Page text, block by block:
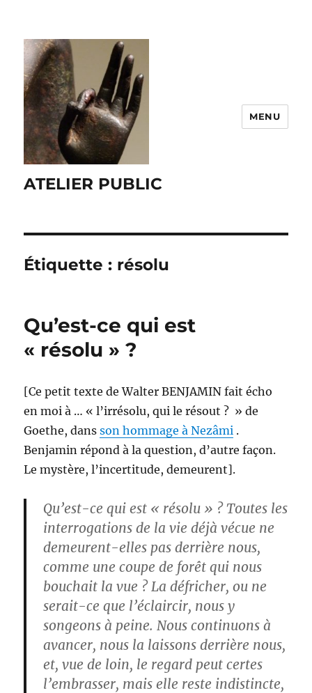
ATELIER PUBLIC
MENU
Étiquette : résolu
Qu’est-ce qui est
« résolu » ?
[Ce petit texte de Walter BENJAMIN fait écho
en moi à … « l’irrésolu, qui le résout ? » de
Goethe, dansson hommage à Nezâmi .
Benjamin répond à la question, d’autre façon.
Le mystère, l’incertitude, demeurent].
Qu’est-ce qui est « résolu » ? Toutes les
interrogations de la vie déjà vécue ne
demeurent-elles pas derrière nous,
comme une coupe de forêt qui nous
bouchait la vue ? La défricher, ou ne
serait-ce que l’éclaircir, nous y
songeons à peine. Nous continuons à
avancer, nous la laissons derrière nous,
et, vue de loin, le regard peut certes
l’embrasser, mais elle reste indistincte,